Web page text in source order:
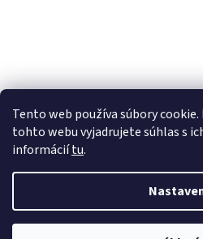
Tento web používa súbory
tohto webu vyjadrujete súhlas s
informáciítu.
Vytvoril